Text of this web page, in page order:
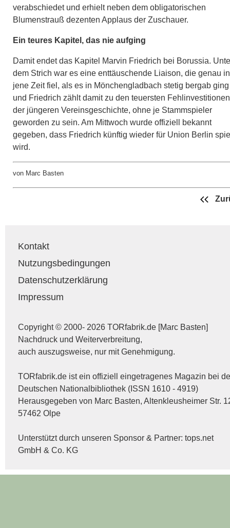
verabschiedet und erhielt neben dem obligatorischen
Blumenstrauß dezenten Applaus der Zuschauer.
Ein teures Kapitel, das nie aufging
Damit endet das Kapitel Marvin Friedrich bei Borussia.
dem Strich war es eine enttäuschende Liaison, die genau in
jene Zeit fiel, als es in Mönchengladbach stetig bergab
und Friedrich zählt damit zu den teuersten Fehlinvestitionen
der jüngeren Vereinsgeschichte, ohne je Stammspieler
geworden zu sein. Am Mittwoch wurde offiziell bekannt
gegeben, dass Friedrich künftig wieder für Union Berlin
wird.
von Marc Basten
Kontakt
Nutzungsbedingungen
Datenschutzerklärung
Impressum
Copyright © 2000- 2026 TORfabrik.de [Marc Basten]
Nachdruck und Weiterverbreitung,
auch auszugsweise, nur mit Genehmigung.
TORfabrik.de ist ein offiziell eingetragenes Magazin bei
Deutschen Nationalbibliothek (ISSN 1610 - 4919)
Herausgegeben von Marc Basten, Altenkleusheimer Str.
57462 Olpe
Unterstützt durch unseren Sponsor & Partner: tops.net
GmbH & Co. KG